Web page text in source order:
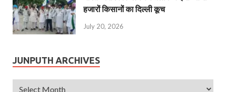
हजारों किसानों का दिल्ली कूच
July 20, 2026
JUNPUTH ARCHIVES